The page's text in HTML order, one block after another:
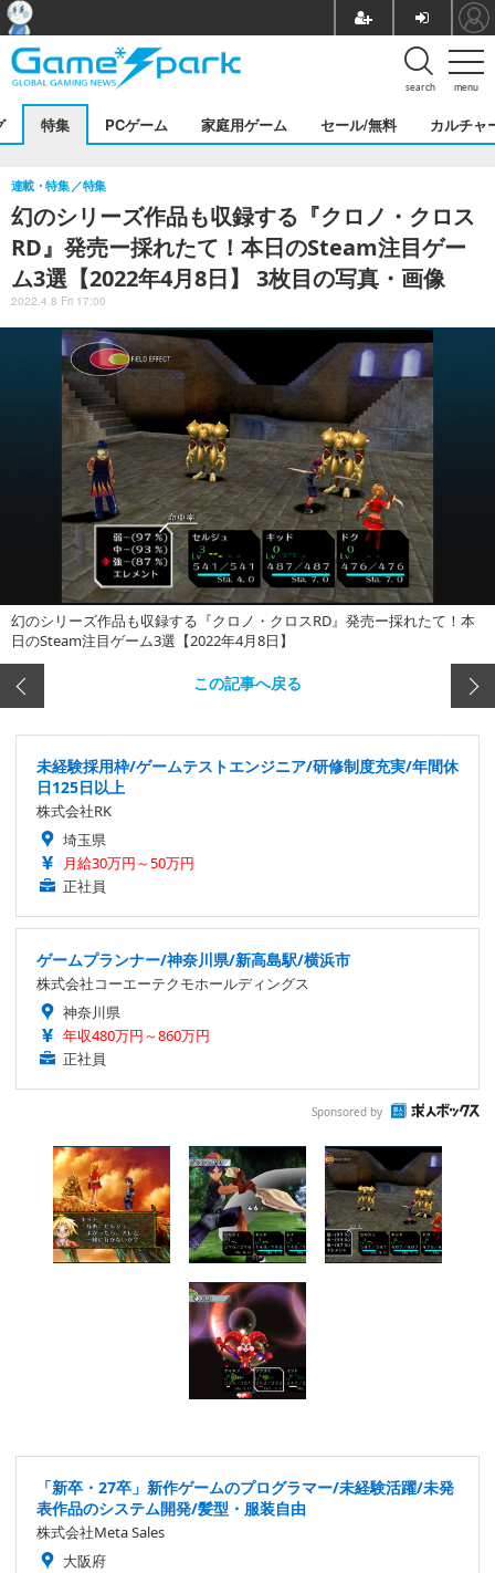
menu
search
特集 PCゲーム 家庭用ゲーム セール/無料 カルチャ
幻のシリーズ作品も収録する『クロノ・クロス
RD』発売ー採れたて！本日のSteam注目ゲー
ム3選【2022年4月8日】 3枚目の写真・画像
連載・特集 特集
2022.4.8 Fri 17:00
幻のシリーズ作品も収録する『クロノ・クロスRD』発売ー採れたて！本
日のSteam注目ゲーム3選【2022年4月8日】
この記事へ戻る
未経験採用枠/ゲームテストエンジニア/研修制度充実/年間休
日125日以上
株式会社RK
埼玉県
月給30万円～50万円
正社員
ゲームプランナー/神奈川県/新高島駅/横浜市
株式会社コーエーテクモホールディングス
神奈川県
年収480万円～860万円
正社員
Sponsored by
「新卒・27卒」新作ゲームのプログラマー/未経験活躍/未発
表作品のシステム開発/髪型・服装自由
株式会社Meta Sales
大阪府